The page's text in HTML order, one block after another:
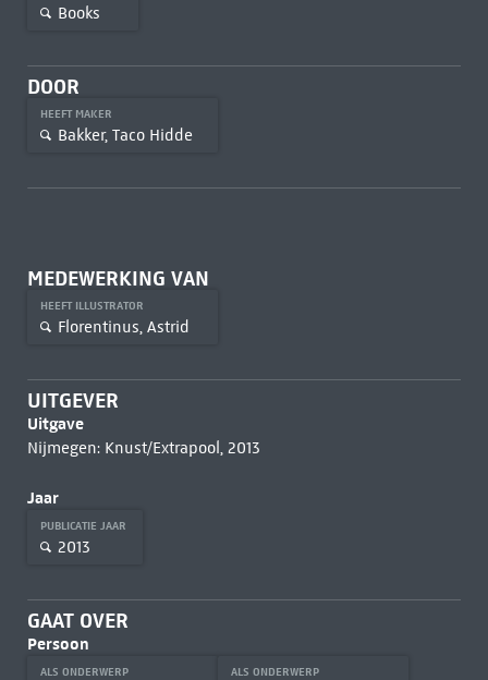
Books
DOOR
HEEFT MAKER
Bakker, Taco Hidde
MEDEWERKING VAN
HEEFT ILLUSTRATOR
Florentinus, Astrid
UITGEVER
Uitgave
Nijmegen: Knust/Extrapool, 2013
Jaar
PUBLICATIE JAAR
2013
GAAT OVER
Persoon
ALS ONDERWERP ALS ONDERWERP